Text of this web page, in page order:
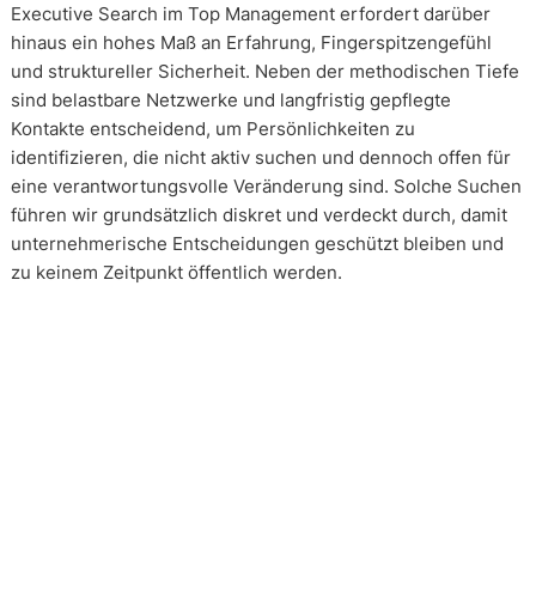
Executive Search im Top Management erfordert darüber
hinaus ein hohes Maß an Erfahrung, Fingerspitzengefühl
und struktureller Sicherheit. Neben der methodischen Tiefe
sind belastbare Netzwerke und langfristig gepflegte
Kontakte entscheidend, um Persönlichkeiten zu
identifizieren, die nicht aktiv suchen und dennoch offen für
eine verantwortungsvolle Veränderung sind. Solche Suchen
führen wir grundsätzlich diskret und verdeckt durch, damit
unternehmerische Entscheidungen geschützt bleiben und
zu keinem Zeitpunkt öffentlich werden.